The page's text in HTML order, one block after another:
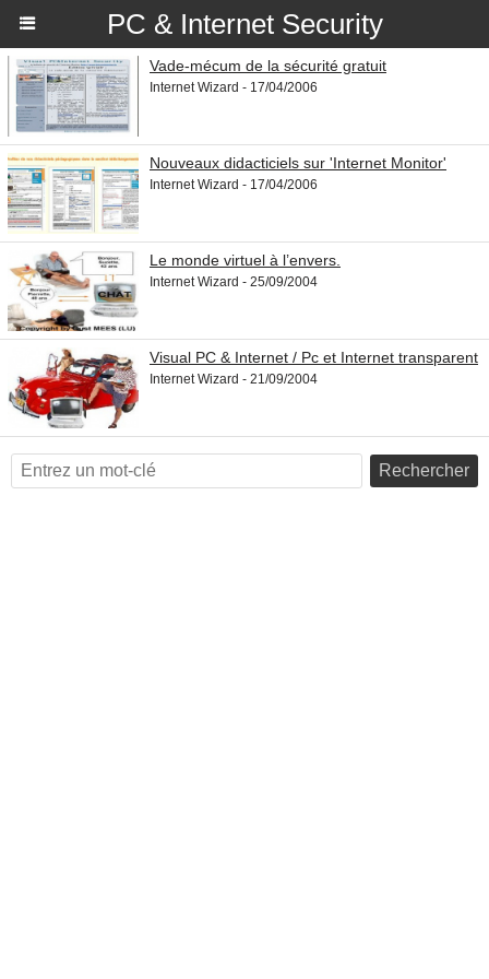
PC & Internet Security
Vade-mécum de la sécurité gratuit
Internet Wizard - 17/04/2006
Nouveaux didacticiels sur 'Internet Monitor'
Internet Wizard - 17/04/2006
Le monde virtuel à l’envers.
Internet Wizard - 25/09/2004
Visual PC & Internet / Pc et Internet transparent
Internet Wizard - 21/09/2004
Rechercher